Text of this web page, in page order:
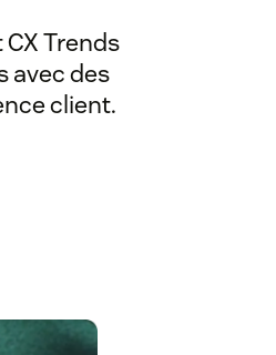
Trends
avec des
client.